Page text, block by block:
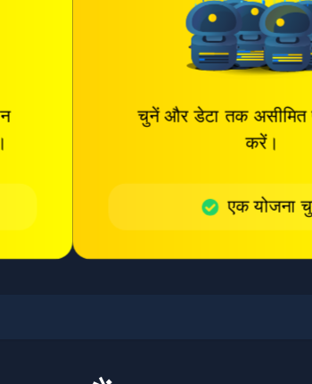
चुनें और डेटा तक असीमित
करें।
एक योजना